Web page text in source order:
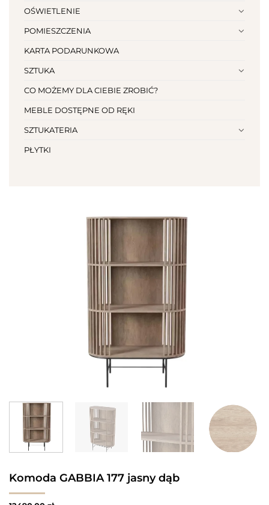
OŚWIETLENIE
POMIESZCZENIA
KARTA PODARUNKOWA
SZTUKA
CO MOŻEMY DLA CIEBIE ZROBIĆ?
MEBLE DOSTĘPNE OD RĘKI
SZTUKATERIA
PŁYTKI
Komoda GABBIA 177 jasny dąb